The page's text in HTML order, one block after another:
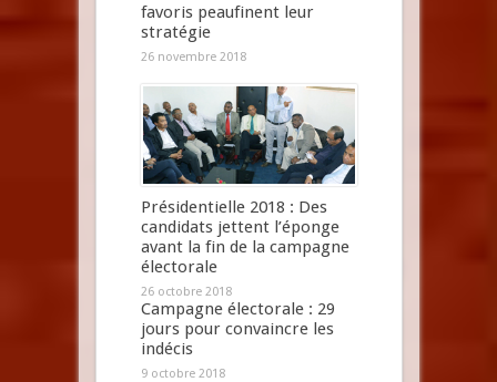
favoris peaufinent leur
stratégie
26 novembre 2018
Présidentielle 2018 : Des
candidats jettent l’éponge
avant la fin de la campagne
électorale
26 octobre 2018
Campagne électorale : 29
jours pour convaincre les
indécis
9 octobre 2018